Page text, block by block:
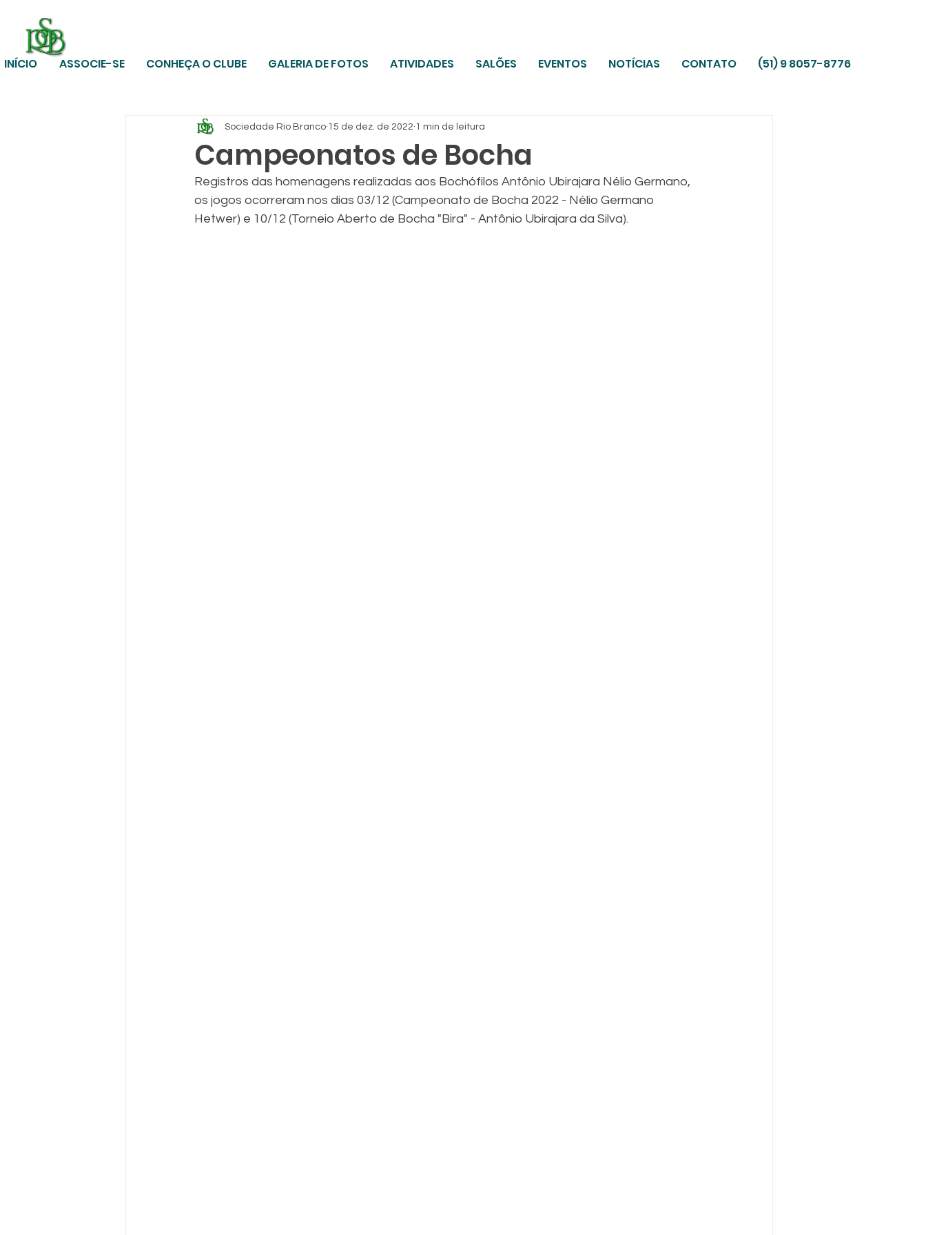
INÍCIO ASSOCIE-SE CONHEÇA O CLUBE GALERIA DE FOTOS ATIVIDADES SALÕES EVENTOS NOTÍCIAS CONTATO (51) 9 8057-8776
Campeonatos de Bocha
Sociedade Rio Branco 15 de dez. de 2022 1 min de leitura
Registros das homenagens realizadas aos Bochófilos Antônio Ubirajara Nélio Germano,
os jogos ocorreram nos dias 03/12 (Campeonato de Bocha 2022 - Nélio Germano
Hetwer) e 10/12 (Torneio Aberto de Bocha "Bira" - Antônio Ubirajara da Silva).